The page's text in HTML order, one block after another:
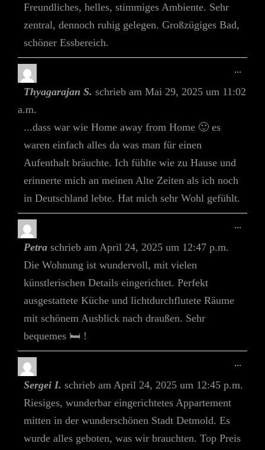
Freundliches, helles, stimmiges Ambiente. Sehr
zentral, dennoch ruhig gelegen. Großzügiges Bad,
schöner Essbereich.
Thyagarajan S. schrieb am Mai 29, 2025 um 11:02
a.m.
...dass war wie Home away from Home 🙂 es
waren einfach alles da was man für einen
Aufenthalt bräuchte. Ich fühlte wie zu Hause und
erinnerte mich an meinen Alte Zeiten als ich noch
in Deutschland lebte. Hat mich sehr Wohl gefühlt.
...
Ein-/
Petra schrieb am April 24, 2025 um 12:47 p.m.
Die Wohnung ist wundervoll, mit vielen
künstlerischen Details eingerichtet. Perfekt
ausgestattete Küche und lichtdurchflutete Räume
mit schönem Ausblick nach draußen. Sehr
bequemes 🛏️ !
...
Sergei I. schrieb am April 24, 2025 um 12:45 p.m.
Riesiges, wunderbar eingerichtetes Appartement
mitten in der wunderschönen Stadt Detmold. Es
wurde alles geboten, was wir brauchten. Top Preis
...
Ein-/